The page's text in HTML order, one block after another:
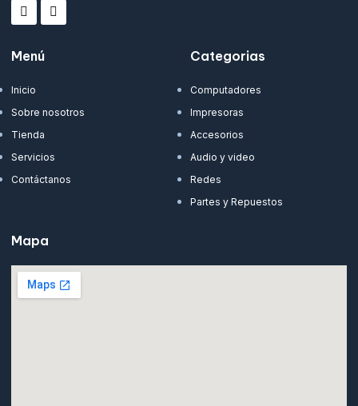
Menú
Inicio
Sobre nosotros
Tienda
Servicios
Contáctanos
Categorias
Computadores
Impresoras
Accesorios
Audio y video
Redes
Partes y Repuestos
Mapa